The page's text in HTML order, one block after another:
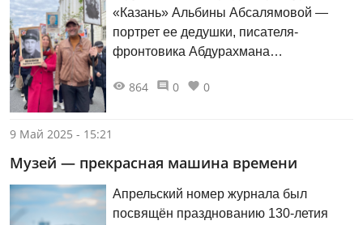
«Казань» Альбины Абсалямовой —
портрет ее дедушки, писателя-
фронтовика Абдурахмана
864 0 0
9 Май 2025 - 15:21
Музей — прекрасная машина времени
Апрельский номер журнала был
посвящён празднованию 130-летия